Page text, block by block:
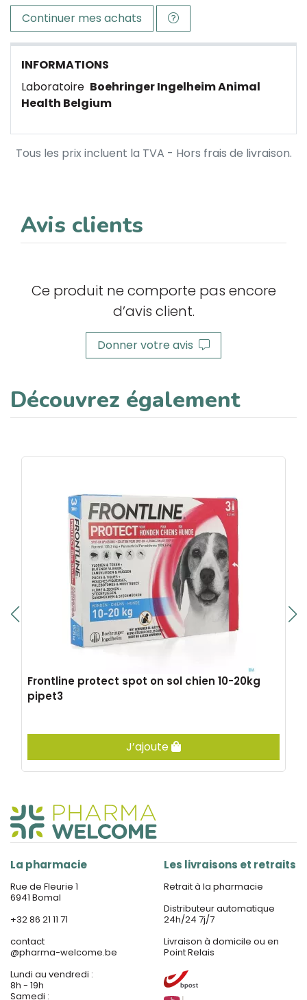
Continuer mes achats
INFORMATIONS
Laboratoire Boehringer Ingelheim Animal
Health Belgium
Tous les prix incluent la TVA - Hors frais de livraison.
Avis clients
Ce produit ne comporte pas encore
d’avis client.
Donner votre avis
Découvrez également
Frontline protect spot on sol chien 10-20kg
pipet3
J’ajoute
La pharmacie
Rue de Fleurie 1
6941 Bomal
+32 86 21 11 71
contact
@pharma-welcome.be
Lundi au vendredi :
8h - 19h
Samedi :
Les livraisons et retraits
Retrait à la pharmacie
Distributeur automatique
24h/24 7j/7
Livraison à domicile ou en
Point Relais